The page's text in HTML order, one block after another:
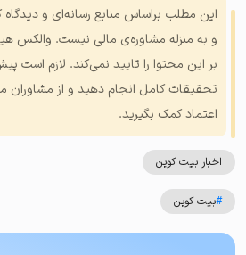
این مطلب براساس منابع رسانه‌ای و دیدگاه
و به منزله مشاوره‌ی مالی نیست. والکس
بر این محتوا را تایید نمی‌کند. لازم است
تحقیقات کامل انجام دهید و از
اعتماد کمک بگیرید.
اخبار بیت کوین
#بیت کوین